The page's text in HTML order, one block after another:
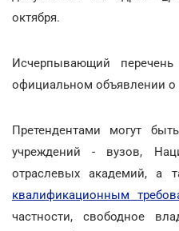
октября.
Исчерпывающий
официальном объявлении о
Претендентами могут
учреждений - вузов,
отраслевых академий, а
квалификационным
частности, свободное